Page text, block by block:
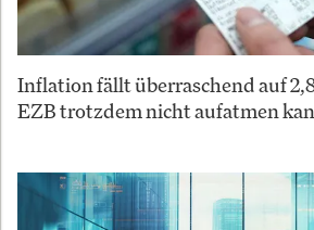
Inflation fällt überraschend auf
EZB trotzdem nicht aufatmen